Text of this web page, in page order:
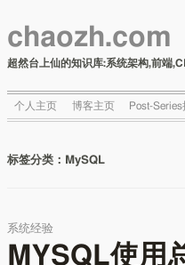
chaozh.com
超然台上仙的知识库:系统架构,前端
个人主页 博客主页 Post-
标签分类： MySQL
系统经验
MYSQL使用